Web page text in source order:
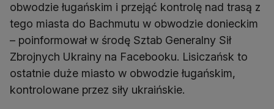
obwodzie ługańskim i przejąć kontrolę nad trasą z
tego miasta do Bachmutu w obwodzie donieckim
– poinformował w środę Sztab Generalny Sił
Zbrojnych Ukrainy na Facebooku. Lisiczańsk to
ostatnie duże miasto w obwodzie ługańskim,
kontrolowane przez siły ukraińskie.